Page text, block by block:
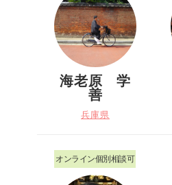
海老原 学
善
兵庫県
オンライン個別相談可